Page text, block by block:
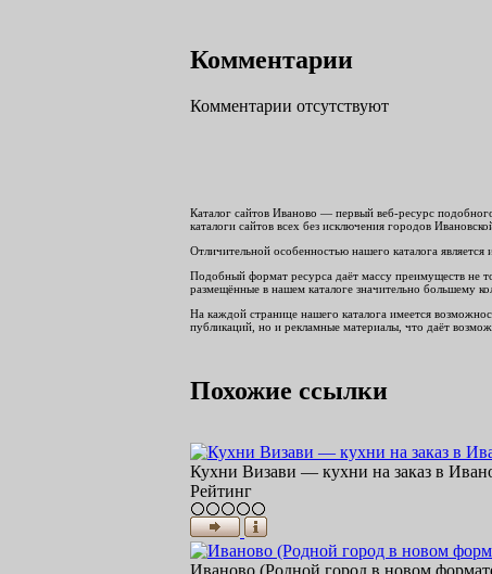
Комментарии
Комментарии отсутствуют
Каталог сайтов Иваново — первый веб-ресурс
каталоги сайтов всех без исключения городов
Отличительной особенностью нашего каталога
Подобный формат ресурса даёт массу преимуществ не
размещённые в нашем каталоге значительно большему
На каждой странице нашего каталога имеется
публикаций, но и рекламные материалы, что даёт
Похожие ссылки
Кухни Визави — кухни на заказ в
Рейтинг